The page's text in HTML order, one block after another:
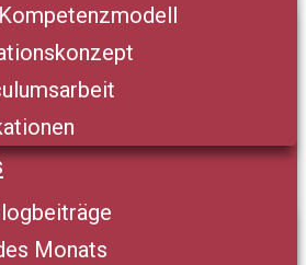
Monats